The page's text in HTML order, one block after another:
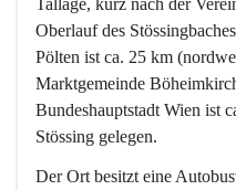
Tallage, kurz nach der
Oberlauf des
Pölten ist ca. 25 km
Marktgemeinde
Bundeshauptstadt Wien ist
Stössing gelegen.
Der Ort besitzt eine